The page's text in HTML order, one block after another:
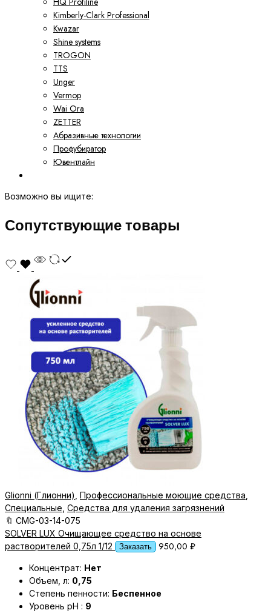
Kimberly-Clark Professional
Kwazar
Shine systems
TROGON
TTS
Unger
Vermop
Wai Ora
ZETTER
Абразивные технологии
Профубиратор
Ювентлайн
Возможно вы ищите:
Сопутствующие товары
Glionni (Глионни) Профессиональные моющие средства
Специальные Средства для удаления загрязнений
🔖 CMG-03-14-075
SOLVER LUX Очищающее средство на основе
растворителей 0,75л 1/12
Заказать 950,00 ₽
Концентрат: Нет
Объем, л: 0,75
Степень пенности: Беспенное
Уровень pH : 9